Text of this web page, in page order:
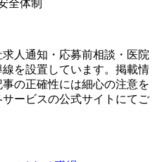
求人通知・応募前相談・医院
を設置しています。掲載情
の正確性には細心の注意を
ービスの公式サイトにてご